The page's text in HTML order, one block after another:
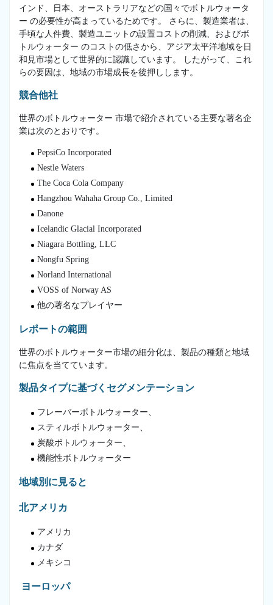
インド、日本、オーストラリアなどの国々でボトルウォータ
ー の必要性が高まっているためです。 さらに、製造業者は、
手頃な人件費、製造ユニットの設置コストの削減、およびボ
トルウォーター のコストの低さから、アジア太平洋地域を日
和見市場として世界的に認識しています。 したがって、これ
らの要因は、地域の市場成長を後押しします。
競合他社
世界のボトルウォーター 市場で紹介されている主要な著名企
業は次のとおりです。
PepsiCo Incorporated
Nestle Waters
The Coca Cola Company
Hangzhou Wahaha Group Co., Limited
Danone
Icelandic Glacial Incorporated
Niagara Bottling, LLC
Nongfu Spring
Norland International
VOSS of Norway AS
他の著名なプレイヤー
レポートの範囲
世界のボトルウォーター市場の細分化は、製品の種類と地域
に焦点を当てています。
製品タイプに基づくセグメンテーション
フレーバーボトルウォーター、
スティルボトルウォーター、
炭酸ボトルウォーター、
機能性ボトルウォーター
地域別に見ると
北アメリカ
アメリカ
カナダ
メキシコ
ヨーロッパ